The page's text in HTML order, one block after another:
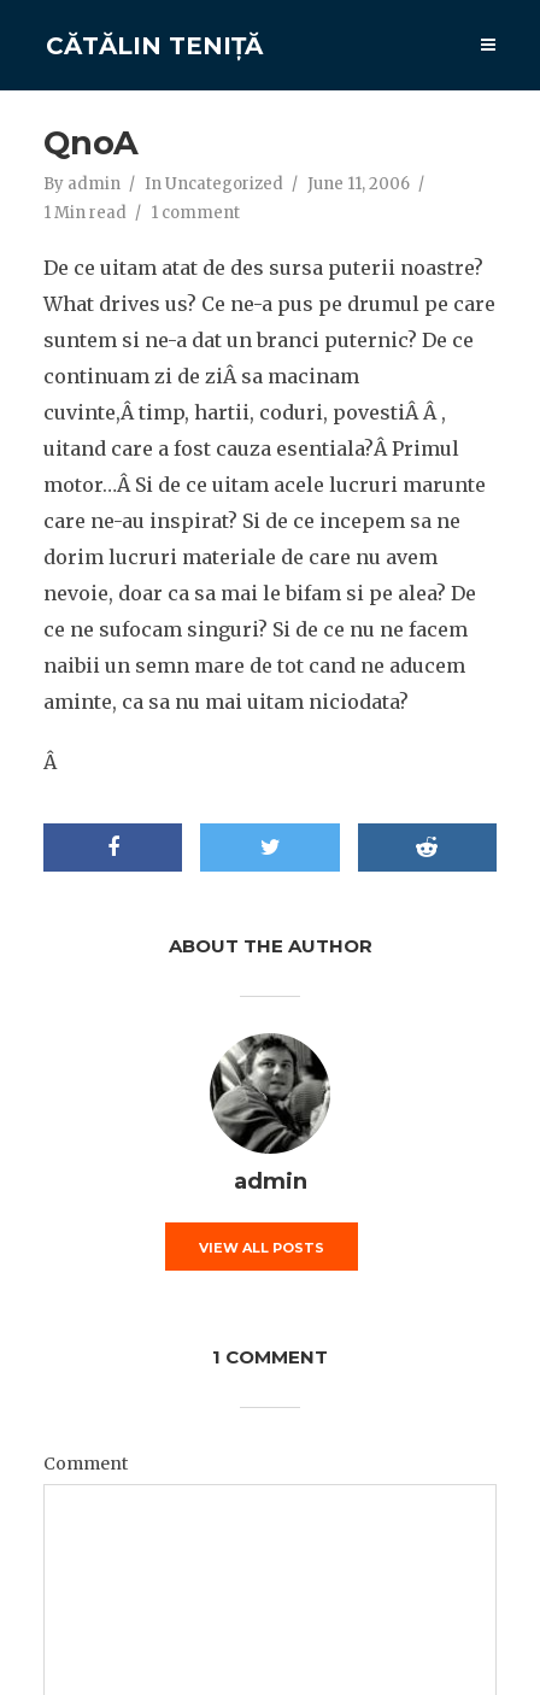
CĂTĂLIN TENIȚĂ
QnoA
By admin InUncategorized
June 11, 2006
1 Min read
1 comment
De ce uitam atat de des sursa puterii noastre?
What drives us? Ce ne-a pus pe drumul pe care
suntem si ne-a dat un branci puternic? De ce
continuam zi de ziÂ sa macinam
cuvinte,Â timp, hartii, coduri, povestiÂ Â ,
uitand care a fost cauza esentiala?Â Primul
motor…Â Si de ce uitam acele lucruri marunte
care ne-au inspirat? Si de ce incepem sa ne
dorim lucruri materiale de care nu avem
nevoie, doar ca sa mai le bifam si pe alea? De
ce ne sufocam singuri? Si de ce nu ne facem
naibii un semn mare de tot cand ne aducem
aminte, ca sa nu mai uitam niciodata?
Â
ABOUT THE AUTHOR
admin
VIEW ALL POSTS
1 COMMENT
Comment